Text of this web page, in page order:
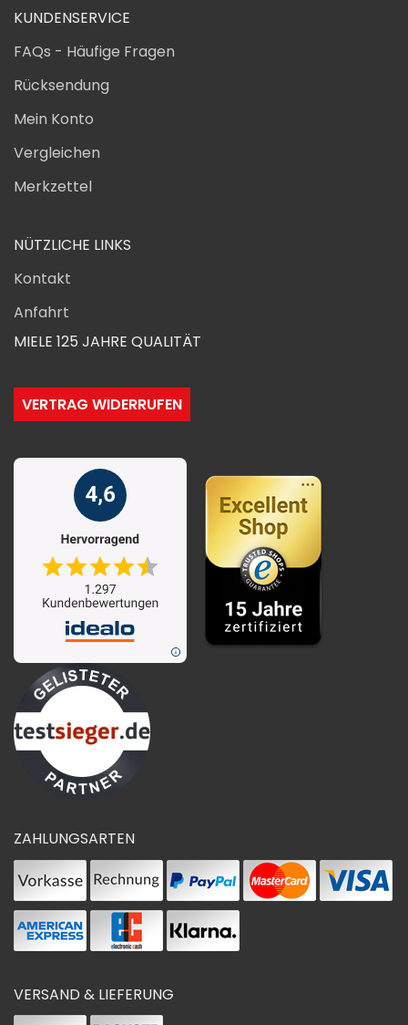
KUNDENSERVICE
FAQs - Häufige Fragen
Rücksendung
Mein Konto
Vergleichen
Merkzettel
NÜTZLICHE LINKS
Kontakt
Anfahrt
MIELE 125 JAHRE QUALITÄT
VERTRAG WIDERRUFEN
ZAHLUNGSARTEN
VERSAND & LIEFERUNG